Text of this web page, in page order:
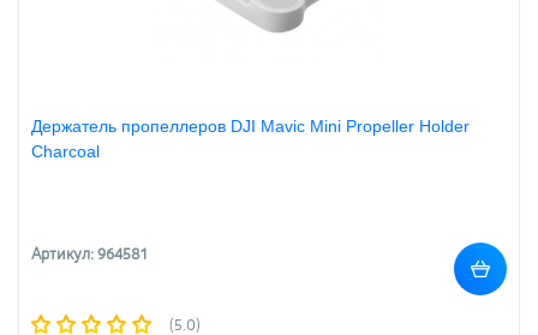
Держатель пропеллеров DJI Mavic Mini Propeller Holder
Charcoal
Артикул: 964581
(5.0)